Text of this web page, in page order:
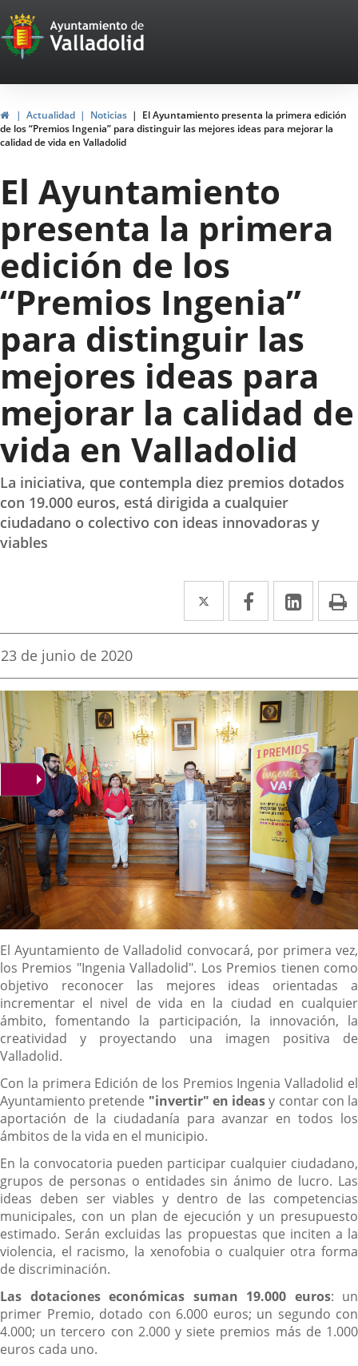
Portal
Web
del
Ayuntamiento
de
Valladolid
HomeActualidad Noticias
El Ayuntamiento presenta la primera edición
de los “Premios Ingenia” para distinguir las mejores ideas para mejorar la
calidad de vida en Valladolid
El Ayuntamiento
presenta la primera
edición de los
“Premios Ingenia”
para distinguir las
mejores ideas para
mejorar la calidad de
vida en Valladolid
La iniciativa, que contempla diez premios dotados
con 19.000 euros, está dirigida a cualquier
ciudadano o colectivo con ideas innovadoras y
viables
Twitter
Enlace
a
aplicación
externa.
Facebook
Enlace
a
aplicación
externa.
Enlace
a
Fecha
la
noticia
23 de junio de 2020
Descripción
El Ayuntamiento de Valladolid convocará, por primera vez,
los Premios "Ingenia Valladolid". Los Premios tienen como
objetivo reconocer las mejores ideas orientadas a
incrementar el nivel de vida en la ciudad en cualquier
ámbito, fomentando la participación, la innovación, la
creatividad y proyectando una imagen positiva de
Valladolid.
Con la primera Edición de los Premios Ingenia Valladolid el
Ayuntamiento pretende "invertir" en ideasy contar con la
aportación de la ciudadanía para avanzar en todos los
ámbitos de la vida en el municipio.
En la convocatoria pueden participar cualquier ciudadano,
grupos de personas o entidades sin ánimo de lucro. Las
ideas deben ser viables y dentro de las competencias
municipales, con un plan de ejecución y un presupuesto
estimado. Serán excluidas las propuestas que inciten a la
violencia, el racismo, la xenofobia o cualquier otra forma
de discriminación.
Las dotaciones económicas suman 19.000 euros: un
primer Premio, dotado con 6.000 euros; un segundo con
4.000; un tercero con 2.000 y siete premios más de 1.000
euros cada uno.